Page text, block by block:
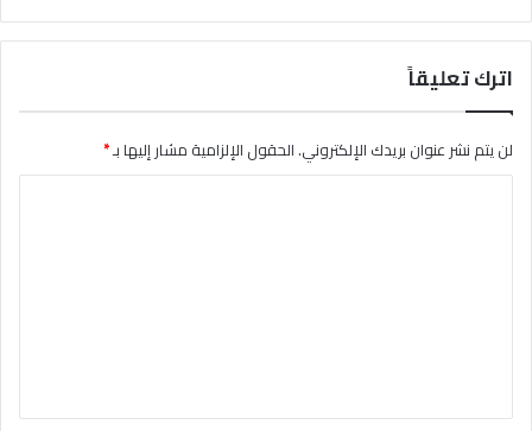
اترك تعليقاً
لن يتم نشر عنوان بريدك الإلكتروني.الحقول الإلزامية مشار إليها بـ*